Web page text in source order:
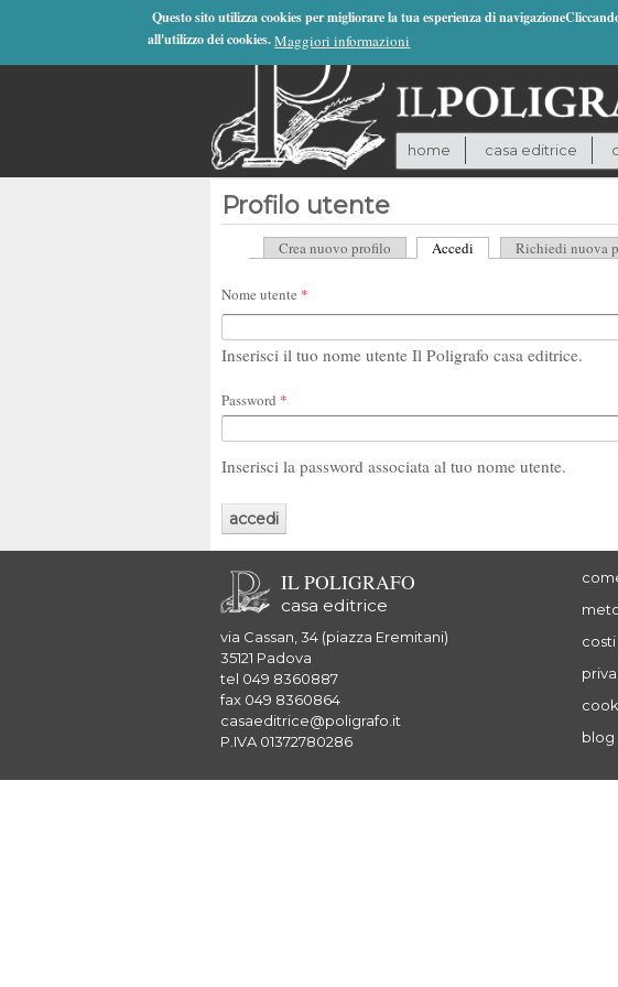
Questo sito utilizza cookies per migliorare la tua esperienza di
all'utilizzo dei cookies. Maggiori informazioni
home casa editrice
Profilo utente
Schede primarie
Crea nuovo profilo Accedi (scheda attiva)
Richiedi nuova
Nome utente *
Inserisci il tuo nome utente Il Poligrafo casa editrice.
Password *
Inserisci la password associata al tuo nome utente.
IL POLIGRAFO
casa editrice
via Cassan, 34 (piazza Eremitani)
35121 Padova
tel 049 8360887
fax 049 8360864
casaeditrice@poligrafo.it
P.IVA 01372780286
blog